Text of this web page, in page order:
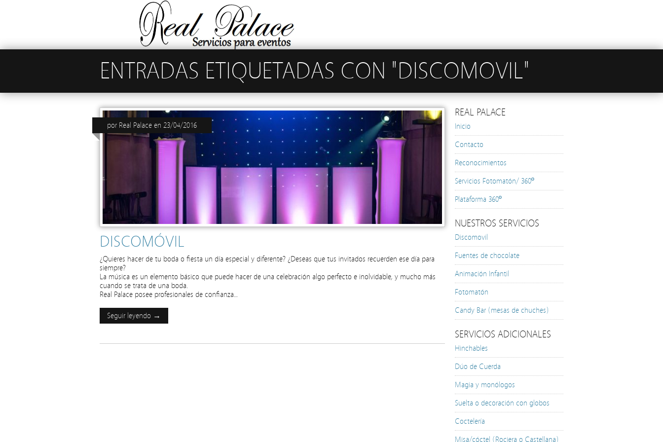
ENTRADAS ETIQUETADAS CON "DISCOMOVIL"
DISCOMÓVIL
por Real Palace en 23/04/2016
¿Quieres hacer de tu boda o fiesta un día especial y diferente? ¿Deseas que tus invitados recuerden ese día para
siempre?
La música es un elemento básico que puede hacer de una celebración algo perfecto e inolvidable, y mucho más
cuando se trata de una boda.
Real Palace posee profesionales de confianza…
Seguir leyendo →
REAL PALACE
Inicio
Contacto
Reconocimientos
Servicios Fotomatón/ 360º
Plataforma 360º
NUESTROS SERVICIOS
Discomovil
Fuentes de chocolate
Animación Infantil
Fotomatón
Candy Bar (mesas de chuches)
SERVICIOS ADICIONALES
Hinchables
Dúo de Cuerda
Magia y monólogos
Suelta o decoración con globos
Coctelería
Misa/cóctel (Rociera o Castellana)